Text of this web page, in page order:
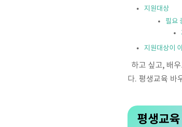
지원대상
필요
지원대상이
하고 싶고, 배
다. 평생교육 바
평생교